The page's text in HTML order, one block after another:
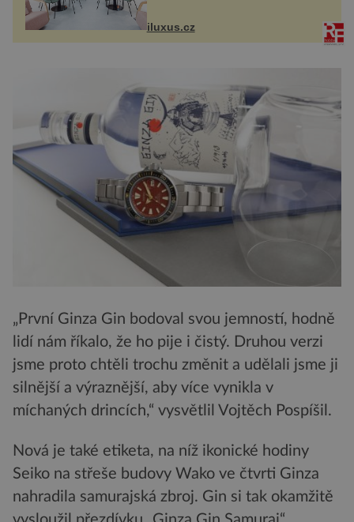
Tower a Orange Tower. Komplex
budov Media...
iluxus.cz
„První Ginza Gin bodoval svou jemností, hodně
lidí nám říkalo, že ho pije i čistý. Druhou verzi
jsme proto chtěli trochu změnit a udělali jsme ji
silnější a výraznější, aby více vynikla v
míchaných drincích,“ vysvětlil Vojtěch Pospíšil.
Nová je také etiketa, na níž ikonické hodiny
Seiko na střeše budovy Wako ve čtvrti Ginza
nahradila samurajská zbroj. Gin si tak okamžitě